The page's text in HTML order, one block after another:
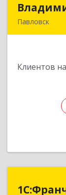
Павловск
Клиентов